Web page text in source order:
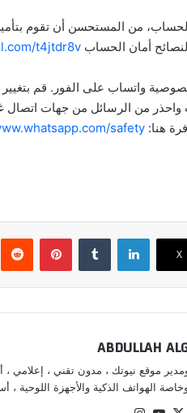
من المستحسن أن تقوم
أمان الحساب t4jtdr8v
واتساب على الفور. قم
من الرسائل من جهات اتصال غير
هنا: safety/
‫X
لينكدإن بينتيريست
ABDULLAH
موقع نيوتك ، مدون تقني ، إعلامي ،
الهواتف الذكية والأجهزة اللوحية ،